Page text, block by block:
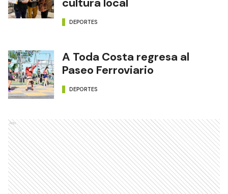
cultura local
DEPORTES
A Toda Costa regresa al
Paseo Ferroviario
DEPORTES
Ads